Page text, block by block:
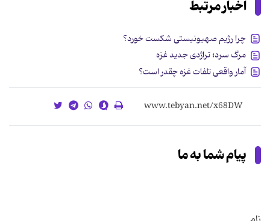
اخبار مرتبط
چرا رژیم صهیونیستی شکست خورد؟
مرگ سرد؛ تراژدی جدید غزه
آمار واقعی تلفات غزه چقدر است؟
پیام شما به ما